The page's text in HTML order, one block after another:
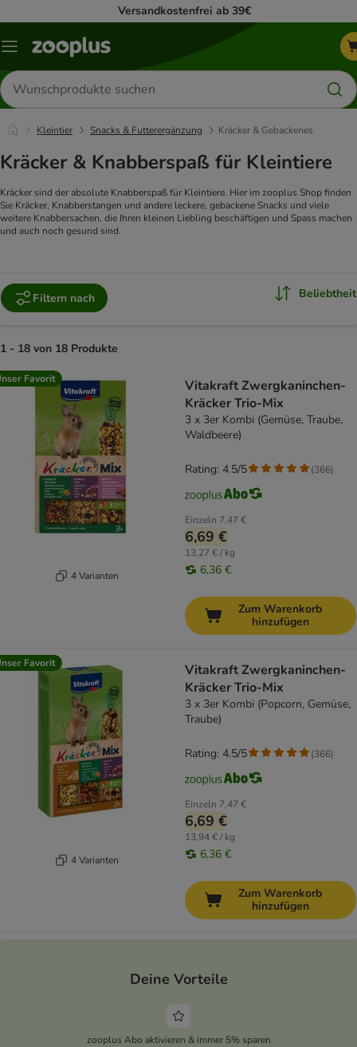
Versandkostenfrei ab 39€
Menü
Produkte
suchen
Kleintier Snacks & Futterergänzung Kräcker & Gebackenes
Kräcker & Knabberspaß für Kleintiere
Kräcker sind der absolute Knabberspaß für Kleintiere. Hier im zooplus Shop finden
Sie Kräcker, Knabberstangen und andere leckere, gebackene Snacks und viele
weitere Knabbersachen, die Ihren kleinen Liebling beschäftigen und Spass machen
und auch noch gesund sind.
Filtern nach Beliebtheit
1 - 18 von 18 Produkte
product items have been changed
Favorit
4 Varianten
Vitakraft Zwergkaninchen-
Kräcker Trio-Mix
3 x 3er Kombi (Gemüse, Traube,
Waldbeere)
Einzeln 7,47 €
6,69 €
13,27 € / kg
6,36 €
Rating: 4.5/5 (366)
Zum Warenkorb
hinzufügen
Favorit
4 Varianten
Vitakraft Zwergkaninchen-
Kräcker Trio-Mix
3 x 3er Kombi (Popcorn, Gemüse,
Traube)
Einzeln 7,47 €
6,69 €
13,94 € / kg
6,36 €
Rating: 4.5/5 (366)
Zum Warenkorb
hinzufügen
Deine Vorteile
zooplus Abo aktivieren & immer 5% sparen